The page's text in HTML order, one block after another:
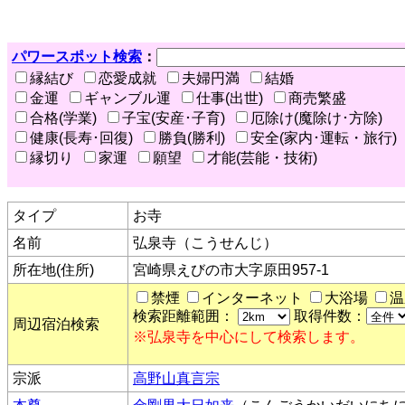
パワースポット検索 ：
縁結び
恋愛成就 夫婦円満
結婚
金運
ギャンブル運 仕事(出世)
商売繁盛
合格(学業)
子宝(安産･子育)
厄除け(魔除け･方除)
健康(長寿･回復)
勝負(勝利)
安全(家内･運転・旅行)
縁切り
家運 願望 才能(芸能・技術)
タイプ
お寺
名前
弘泉寺（こうせんじ）
所在地(住所)
宮崎県えびの市大字原田957-1
周辺宿泊検索
禁煙 インターネット 大浴場
検索距離範囲：
取得件数：
※弘泉寺を中心にして検索します。
宗派
高野山真言宗